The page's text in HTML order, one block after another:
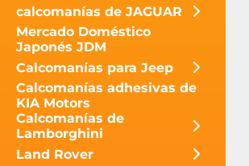
calcomanías de JAGUAR
Mercado Doméstico
Japonés JDM
Calcomanías para Jeep
Calcomanías adhesivas de
KIA Motors
Calcomanías de
Lamborghini
Land Rover